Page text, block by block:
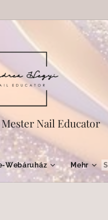
Nail Educator
Webáruház Mehr